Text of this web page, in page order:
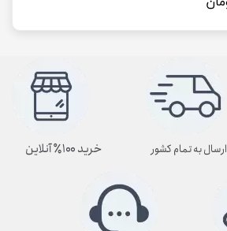
ارسال به تمام کشور خرید ۱۰۰٪ آنلاین